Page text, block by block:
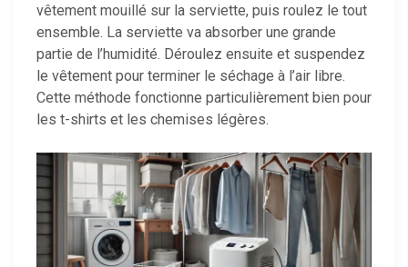
vêtement mouillé sur la serviette, puis roulez le tout
ensemble. La serviette va absorber une grande
partie de l’humidité. Déroulez ensuite et suspendez
le vêtement pour terminer le séchage à l’air libre.
Cette méthode fonctionne particulièrement bien pour
les t-shirts et les chemises légères.